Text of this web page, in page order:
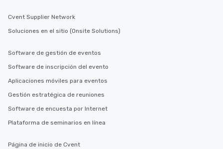
Cvent Supplier Network
Soluciones en el sitio (Onsite Solutions)
Software de gestión de eventos
Software de inscripción del evento
Aplicaciones móviles para eventos
Gestión estratégica de reuniones
Software de encuesta por Internet
Plataforma de seminarios en línea
Página de inicio de Cvent